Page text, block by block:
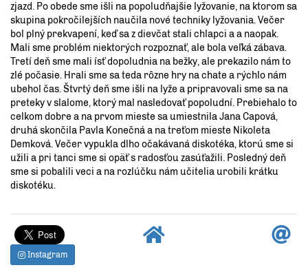
zjazd. Po obede sme išli na popoludňajšie lyžovanie, na ktorom sa
skupina pokročilejších naučila nové techniky lyžovania. Večer
bol plný prekvapení, keď sa z dievčat stali chlapci a a naopak.
Mali sme problém niektorých rozpoznať, ale bola veľká zábava.
Tretí deň sme mali ísť dopoludnia na bežky, ale prekazilo nám to
zlé počasie. Hrali sme sa teda rôzne hry na chate a rýchlo nám
ubehol čas. Štvrtý deň sme išli na lyže a pripravovali sme sa na
preteky v slalome, ktorý mal nasledovať popoludní. Prebiehalo to
celkom dobre a na prvom mieste sa umiestnila Jana Capová,
druhá skončila Pavla Konečná a na treťom mieste Nikoleta
Demková. Večer vypukla dlho očakávaná diskotéka, ktorú sme si
užili a pri tanci sme si opäť s radosťou zasúťažili. Posledný deň
sme si pobalili veci a na rozlúčku nám učitelia urobili krátku
diskotéku.
Instagram